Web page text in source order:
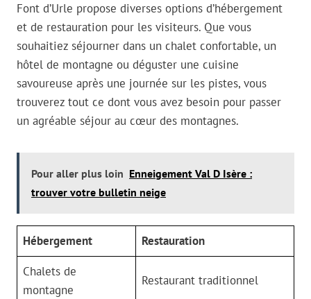
Font d’Urle propose diverses options d’hébergement
et de restauration pour les visiteurs. Que vous
souhaitiez séjourner dans un chalet confortable, un
hôtel de montagne ou déguster une cuisine
savoureuse après une journée sur les pistes, vous
trouverez tout ce dont vous avez besoin pour passer
un agréable séjour au cœur des montagnes.
Pour aller plus loin Enneigement Val D Isère :
trouver votre bulletin neige
Hébergement
Restauration
Chalets de
montagne
Restaurant traditionnel